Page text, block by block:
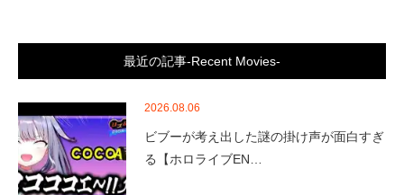
最近の記事-Recent Movies-
2026.08.06
ビブーが考え出した謎の掛け声が面白すぎ
る【ホロライブEN…